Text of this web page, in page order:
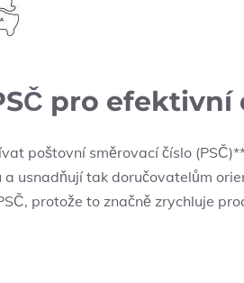
pro
poštovní směrovací číslo
usnadňují tak doručovatelům
protože to značně zrychluje